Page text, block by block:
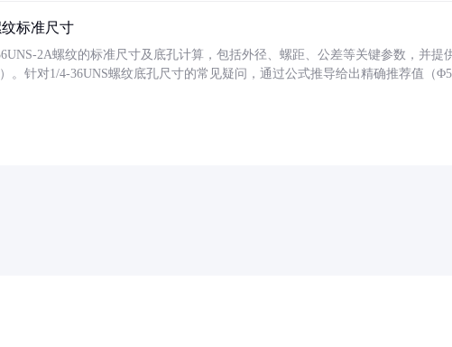
纹标准尺寸
2A螺纹的标准尺寸及底孔计算，包括外径、螺距、公差等关键参数，并提
）。针对1/4-36UNS螺纹底孔尺寸的常见疑问，通过公式推导给出精确推荐值（